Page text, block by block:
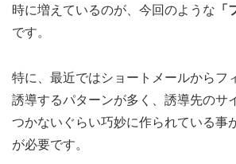
時に増えているのが、今回のような 「
です。
特に、最近ではショートメールからフ
誘導するパターンが多く、誘導先のサ
つかないぐらい巧妙に作られている事
が必要です。